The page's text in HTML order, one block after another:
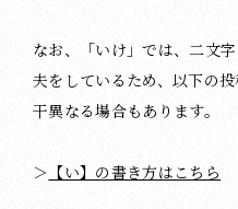
なお、「いけ」では、二文
夫をしているため、以下の
干異なる場合もあります。
＞ 【い】の書き方はこちら